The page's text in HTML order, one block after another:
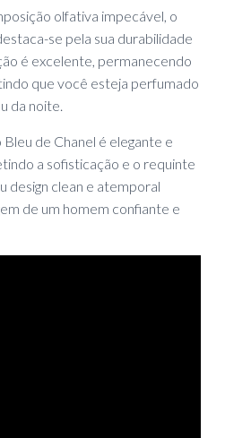
olfativa impecável, o
se pela sua durabilidade
é excelente, permanecendo
que você esteja perfumado
da noite.
de Chanel é elegante e
a sofisticação e o requinte
design clean e atemporal
de um homem confiante e